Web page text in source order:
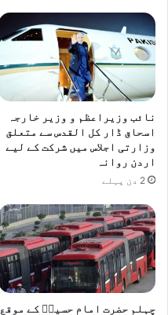
نائب وزیراعظم و وزیر خارجہ
اسحاق ڈار کل القدس سے متعلق
وزارتی اجلاس میں شرکت کے لیے
اردن روانہ
2 دن پہلے
چہلم حضرت امام حسینؓ کے موقع